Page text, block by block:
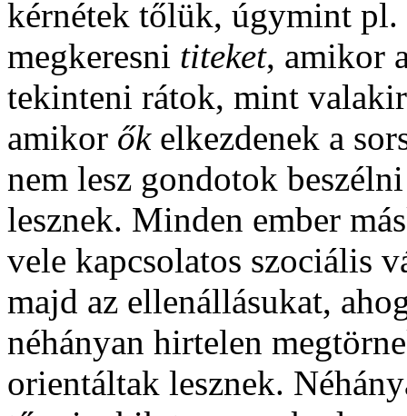
kérnétek tőlük, úgymint
megkeresni titeket, amikor
tekinteni rátok, mint
amikor őkelkezdenek a
nem lesz gondotok
lesznek. Minden ember
vele kapcsolatos szociális
majd az ellenállásukat,
néhányan hirtelen
orientáltak lesznek.